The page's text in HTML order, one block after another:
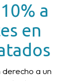
a
en
a un